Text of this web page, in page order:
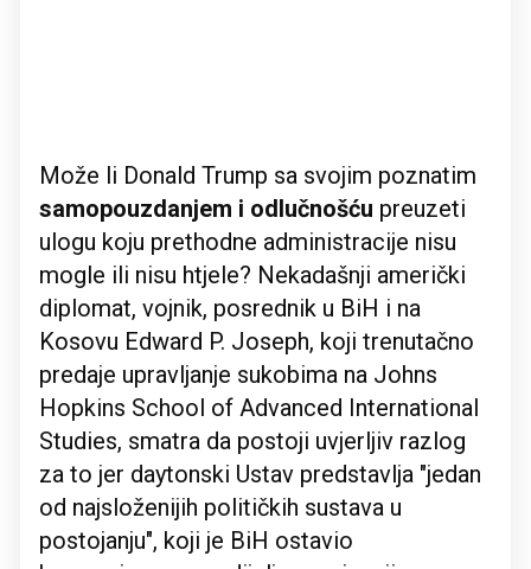
Može li Donald Trump sa svojim poznatim
samopouzdanjem i odlučnošću preuzeti
ulogu koju prethodne administracije nisu
mogle ili nisu htjele? Nekadašnji američki
diplomat, vojnik, posrednik u BiH i na
Kosovu Edward P. Joseph, koji trenutačno
predaje upravljanje sukobima na Johns
Hopkins School of Advanced International
Studies, smatra da postoji uvjerljiv razlog
za to jer daytonski Ustav predstavlja "jedan
od najsloženijih političkih sustava u
postojanju", koji je BiH ostavio